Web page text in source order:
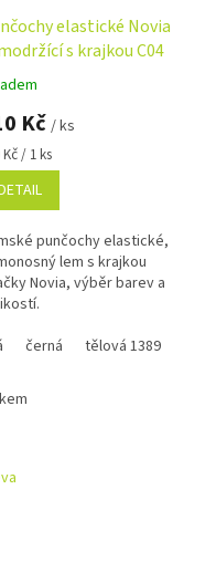
elastické Novia
s krajkou C04
Kč/ ks
Kč / 1 ks
punčochy elastické,
lem s krajkou
Novia, výběr barev a
černá tělová 1389